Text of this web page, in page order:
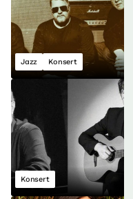
Jazz Konsert
Konsert